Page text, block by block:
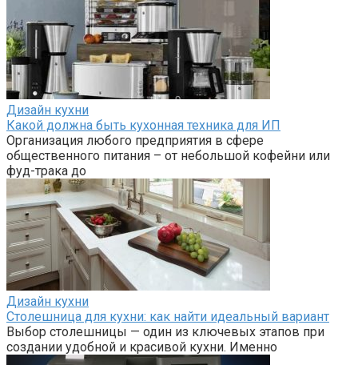
Дизайн кухни
Какой должна быть кухонная техника для ИП
Организация любого предприятия в сфере
общественного питания – от небольшой кофейни или
фуд-трака до
Дизайн кухни
Столешница для кухни: как найти идеальный вариант
Выбор столешницы — один из ключевых этапов при
создании удобной и красивой кухни. Именно